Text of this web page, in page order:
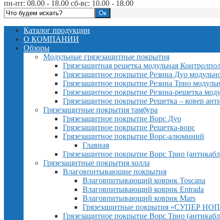
пн-пт: 08.00 - 18.00 сб-вс: 10.00 - 18.00
Каталог продукции
О КОМПАНИИ
Обзоры
Модульные грязезащитные покрытия
Грязезащитная решетка модульная
Грязезащитное покрытие Резина Дуо
Грязезащитное покрытие Резина Трио
Грязезащитное покрытие Резина-решетка
Грязезащитное покрытие Решетка – ковер
Грязезащитные покрытия тамбура
Грязезащитное покрытие Ворс Дуо
Грязезащитное покрытие Решетка-ворс
Грязезащитное покрытие Ворс-алюминий
Главная
Грязезащитное покрытие Ворс Трио
Грязезащитные покрытия холла
Влаговпитывающие покрытия
Влаговпитывающий коврик Toscana
Влаговпитывающий коврик Entrada
Влаговпитывающий коврик Mars
Грязезащитные покрытия «СУПЕР
Грязезащитное покрытие Ворс Трио